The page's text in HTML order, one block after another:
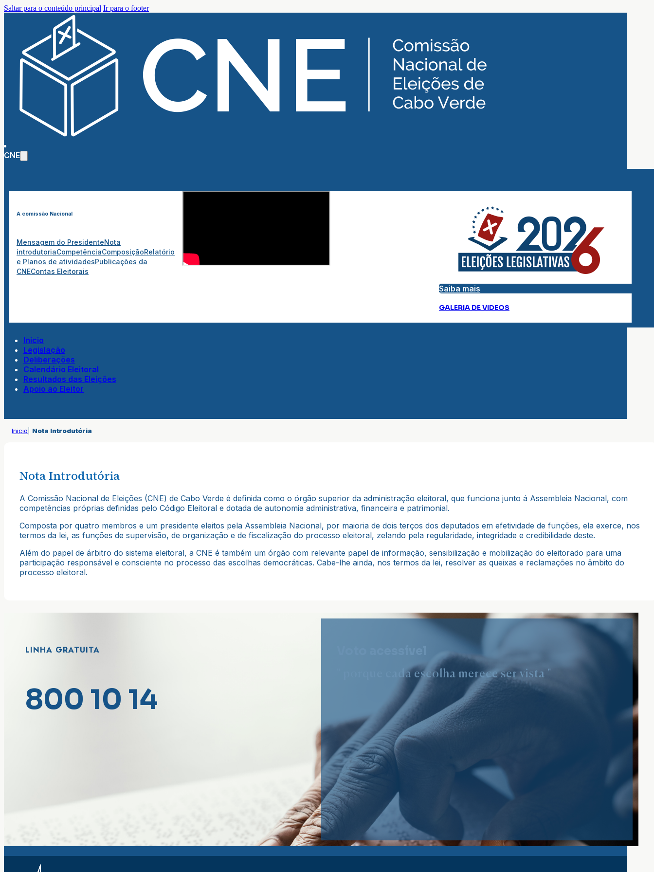
Saltar para o conteúdo principal Ir para o footer
CNE
A comissão Nacional
Mensagem do PresidenteNota
introdutoriaCompetênciaComposiçãoRelatório
e Planos de atividadesPublicações da
CNEContas Eleitorais
Saiba mais
GALERIA DE VIDEOS
Inicio
Legislação
Deliberações
Calendário Eleitoral
Resultados das Eleições
Apoio ao Eleitor
Inicio Nota Introdutória
Nota Introdutória
A Comissão Nacional de Eleições (CNE) de Cabo Verde é definida como o órgão superior da administração eleitoral, que funciona junto á Assembleia Nacional, com
competências próprias definidas pelo Código Eleitoral e dotada de autonomia administrativa, financeira e patrimonial.
Composta por quatro membros e um presidente eleitos pela Assembleia Nacional, por maioria de dois terços dos deputados em efetividade de funções, ela exerce, nos
termos da lei, as funções de supervisão, de organização e de fiscalização do processo eleitoral, zelando pela regularidade, integridade e credibilidade deste.
Além do papel de árbitro do sistema eleitoral, a CNE é também um órgão com relevante papel de informação, sensibilização e mobilização do eleitorado para uma
participação responsável e consciente no processo das escolhas democráticas. Cabe-lhe ainda, nos termos da lei, resolver as queixas e reclamações no âmbito do
processo eleitoral.
LINHA GRATUITA
800 10 14
" porque cada escolha merece ser vista "